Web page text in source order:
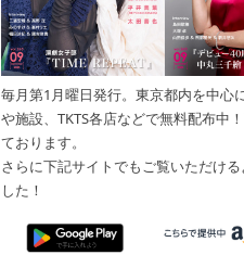
毎月第1月曜日発行。東京都内を中心
や施設、TKTS各店などで無料配布中
ております。
さらに下記サイトでもご覧いただける
した！